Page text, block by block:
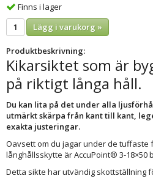
Finns i lager
Lägg i varukorg »
Produktbeskrivning:
Kikarsiktet som är
på riktigt långa håll.
Du kan lita på det under alla
utmärkt skärpa från kant till kant,
exakta justeringar.
Oavsett om du jagar under de
långhållsskytte är AccuPoint® 3-18×50
Detta sikte har utvändig skottställning